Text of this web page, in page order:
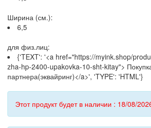
Ширина (см.):
6,5
для физ.лиц:
{'TEXT': '<a href="https://myink.shop/
zha-hp-2400-upakovka-10-sht-kitay">
партнера(эквайринг)</a>', 'TYPE': 'HTML'}
Этот продукт будет в наличии : 18/08/